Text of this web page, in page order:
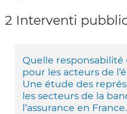
2 Interventi
Quelle responsabilité
pour les acteurs de
Une étude des
les secteurs de la
l’assurance en France.